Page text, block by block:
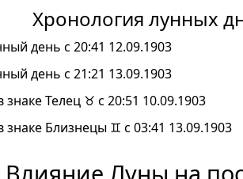
Хронология лунных
день с 20:41 12.09.1903
день с 21:21 13.09.1903
знаке Телец ♉ с 20:51 10.09.1903
знаке Близнецы ♊ с 03:41 13.09.1903